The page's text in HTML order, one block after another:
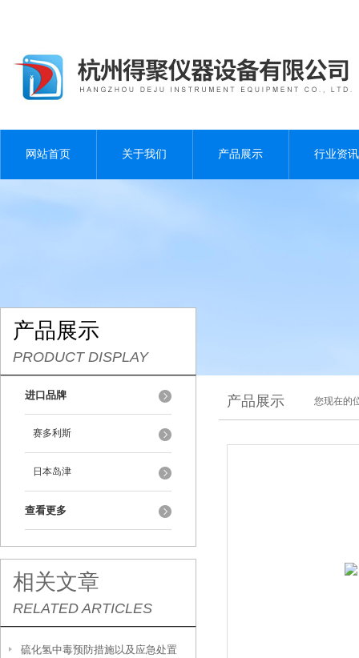
网站首页 关于我们 产品展示 行业资讯
产品展示
PRODUCT DISPLAY
进口品牌
赛多利斯
日本岛津
查看更多
相关文章
RELATED ARTICLES
硫化氢中毒预防措施以及应急处置
产品展示 您现在的